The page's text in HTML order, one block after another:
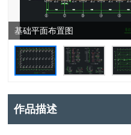
基础平面布置图
作品描述